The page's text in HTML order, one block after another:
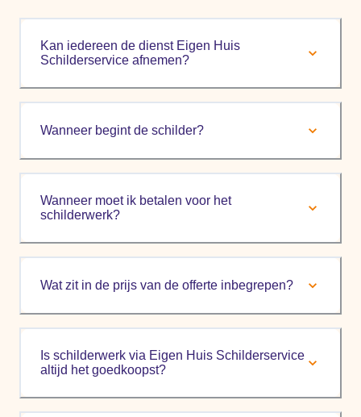
Kan iedereen de dienst Eigen Huis
Schilderservice afnemen?
Wanneer begint de schilder?
Wanneer moet ik betalen voor het
schilderwerk?
Wat zit in de prijs van de offerte inbegrepen?
Is schilderwerk via Eigen Huis Schilderservice
altijd het goedkoopst?